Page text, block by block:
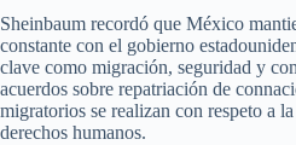
Sheinbaum recordó que México
constante con el gobierno
clave como migración, seguridad y
acuerdos sobre repatriación de
migratorios se realizan con respeto a
derechos humanos.